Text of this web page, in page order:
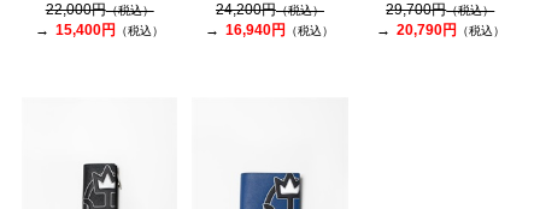
22,000円（税込）
15,400円 （税込）
24,200円（税込）
16,940円 （税込）
29,700円（税込）
20,790円 （税込）